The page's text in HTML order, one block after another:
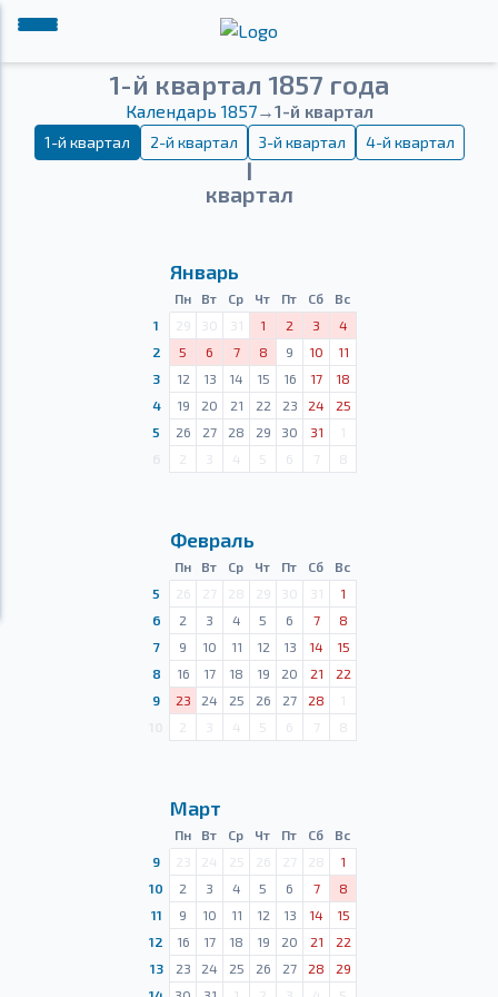
1-й квартал 1857 года
Календарь 1857→1-й квартал
1-й квартал 2-й квартал 3-й квартал 4-й квартал
Ⅰ
квартал
Январь
Пн Вт Ср Чт Пт Сб
Вс
1
29 30 31 1 2 3
4
2
5 6 7 8 9 10
11
3
12 13 14 15 16 17
18
4
19 20 21 22 23 24
25
5
26 27 28 29 30 31
1
2 3 4 5 6 7 8
Февраль
Пн Вт Ср Чт Пт Сб
Вс
5
26 27 28 29 30 31
1
6
2 3 4 5 6 7
8
7
9 10 11 12 13 14
15
8
16 17 18 19 20 21
22
9
23 24 25 26 27 28
1
2 3 4 5 6 7 8
Март
Пн Вт Ср Чт Пт Сб
Вс
9
23 24 25 26 27 28
1
10
2 3 4 5 6 7
8
11
9 10 11 12 13 14
15
12
16 17 18 19 20 21
22
13
23 24 25 26 27 28
29